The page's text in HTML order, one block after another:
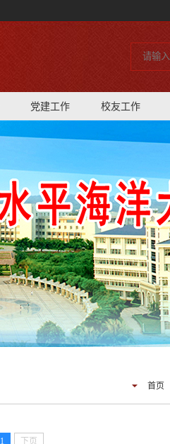
党建工作 校友工作
首页
1 下页